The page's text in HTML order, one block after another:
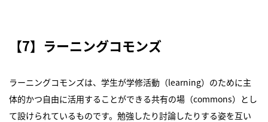
【7】ラーニングコモンズ
ラーニングコモンズは、学生が学修活動（learning）のために主
体的かつ自由に活用することができる共有の場（commons）とし
て設けられているものです。勉強したり討論したりする姿を互い